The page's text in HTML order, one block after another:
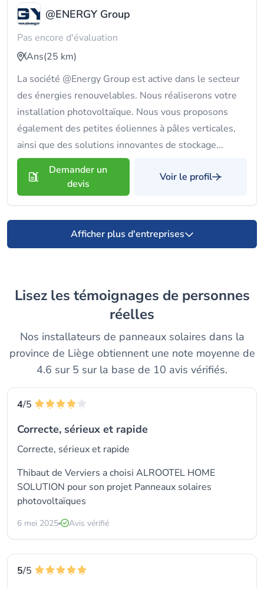
@ENERGY Group
Pas encore d'évaluation
Ans(25 km)
La société @Energy Group est active dans le secteur
des énergies renouvelables. Nous réaliserons votre
installation photovoltaïque. Nous vous proposons
également des petites éoliennes à pâles verticales,
ainsi que des solutions innovantes de stockage...
Demander un
devis
Voir le profil
Afficher plus d'entreprises
Lisez les témoignages de personnes
réelles
Nos installateurs de panneaux solaires dans la
province de Liège obtiennent une note moyenne de
4.6 sur 5 sur la base de 10 avis vérifiés.
4/5
Correcte, sérieux et rapide
Correcte, sérieux et rapide
Thibaut de Verviers a choisi ALROOTEL HOME
SOLUTION pour son projet Panneaux solaires
photovoltaïques
6 mei 2025 Avis vérifié
5/5